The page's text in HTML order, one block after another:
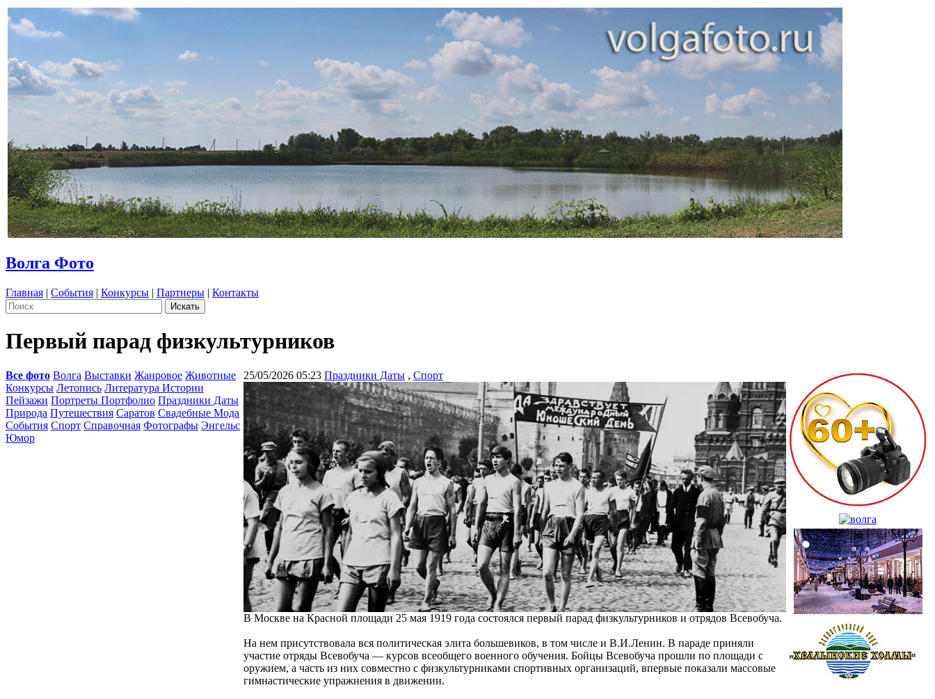
Волга Фото
Главная | События | Конкурсы | Партнеры | Контакты
Первый парад физкультурников
Все фото Волга Выставки Жанровое Животные
Конкурсы Летопись Литература Истории
Пейзажи Портреты Портфолио Праздники Даты
Природа Путешествия Саратов Свадебные Мода
События Спорт Справочная Фотографы Энгельс
Юмор
25/05/2026 05:23 Праздники Даты , Спорт
В Москве на Красной площади 25 мая 1919 года состоялся первый парад физкультурников и отрядов Всевобуча.
На нем присутствовала вся политическая элита большевиков, в том числе и В.И.Ленин. В параде приняли
участие отряды Всевобуча — курсов всеобщего военного обучения. Бойцы Всевобуча прошли по площади с
оружием, а часть из них совместно с физкультурниками спортивных организаций, впервые показали массовые
гимнастические упражнения в движении.